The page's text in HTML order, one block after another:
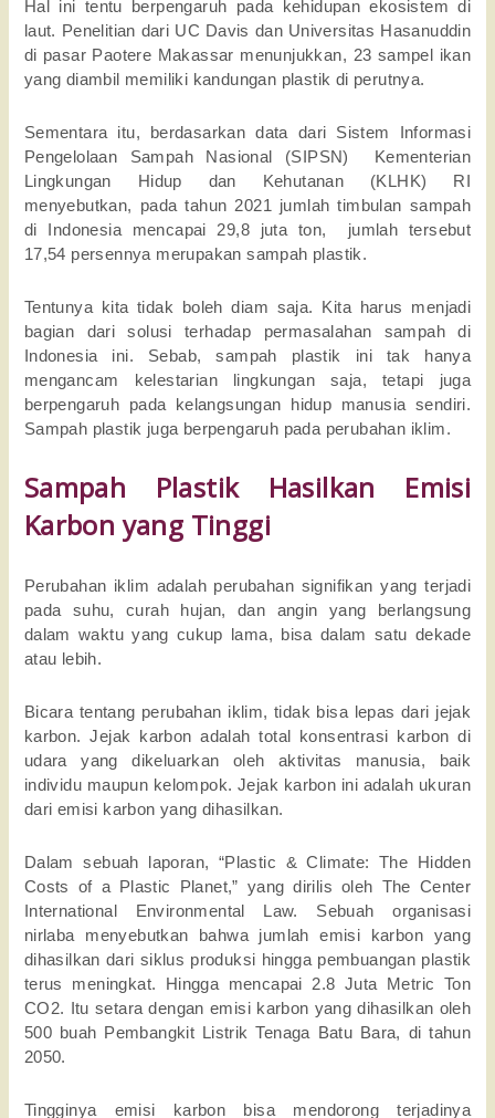
Hal ini tentu berpengaruh pada kehidupan ekosistem di
laut. Penelitian dari UC Davis dan Universitas Hasanuddin
di pasar Paotere Makassar menunjukkan, 23 sampel ikan
yang diambil memiliki kandungan plastik di perutnya.
Sementara itu, berdasarkan data dari Sistem Informasi
Pengelolaan Sampah Nasional (SIPSN) Kementerian
Lingkungan Hidup dan Kehutanan (KLHK) RI
menyebutkan, pada tahun 2021 jumlah timbulan sampah
di Indonesia mencapai 29,8 juta ton, jumlah tersebut
17,54 persennya merupakan sampah plastik.
Tentunya kita tidak boleh diam saja. Kita harus menjadi
bagian dari solusi terhadap permasalahan sampah di
Indonesia ini. Sebab, sampah plastik ini tak hanya
mengancam kelestarian lingkungan saja, tetapi juga
berpengaruh pada kelangsungan hidup manusia sendiri.
Sampah plastik juga berpengaruh pada perubahan iklim.
Sampah Plastik Hasilkan Emisi
Karbon yang Tinggi
Perubahan iklim adalah perubahan signifikan yang terjadi
pada suhu, curah hujan, dan angin yang berlangsung
dalam waktu yang cukup lama, bisa dalam satu dekade
atau lebih.
Bicara tentang perubahan iklim, tidak bisa lepas dari jejak
karbon. Jejak karbon adalah total konsentrasi karbon di
udara yang dikeluarkan oleh aktivitas manusia, baik
individu maupun kelompok. Jejak karbon ini adalah ukuran
dari emisi karbon yang dihasilkan.
Dalam sebuah laporan, “Plastic & Climate: The Hidden
Costs of a Plastic Planet,” yang dirilis oleh The Center
International Environmental Law. Sebuah organisasi
nirlaba menyebutkan bahwa jumlah emisi karbon yang
dihasilkan dari siklus produksi hingga pembuangan plastik
terus meningkat. Hingga mencapai 2.8 Juta Metric Ton
CO2. Itu setara dengan emisi karbon yang dihasilkan oleh
500 buah Pembangkit Listrik Tenaga Batu Bara, di tahun
2050.
Tingginya emisi karbon bisa mendorong terjadinya